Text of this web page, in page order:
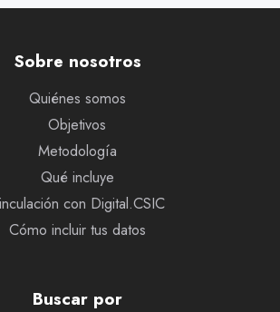
Sobre nosotros
Quiénes somos
Objetivos
Metodología
Qué incluye
con Digital.CSIC
Cómo incluir tus datos
Buscar por